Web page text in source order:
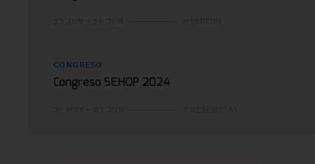
CONGRESO
Congreso SEHOP 2024